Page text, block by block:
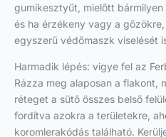
gumikesztyűt, mielőtt bármilyen
és ha érzékeny vagy a
egyszerű védőmaszk viselését
Harmadik lépés: vigye fel az
Rázza meg alaposan a flakont,
réteget a sütő összes belső
fordítva azokra a területekre,
koromlerakódás található.